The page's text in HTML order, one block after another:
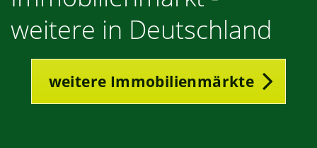
weitere in Deutschland
weitere Immobilienmärkte